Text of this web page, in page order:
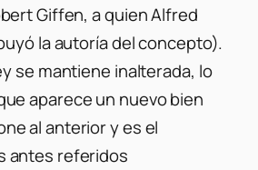
Giffen, a quien Alfred
la autoría del concepto).
se mantiene inalterada, lo
aparece un nuevo bien
al anterior y es el
antes referidos